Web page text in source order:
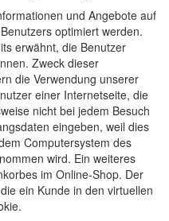
und Angebote auf
optimiert werden.
erwähnt, die Benutzer
Zweck dieser
die Verwendung unserer
einer Internetseite, die
nicht bei jedem Besuch
eingeben, weil dies
Computersystem des
wird. Ein weiteres
im Online-Shop. Der
ein Kunde in den virtuellen